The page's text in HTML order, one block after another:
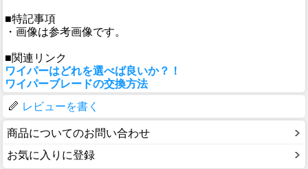
■特記事項
・画像は参考画像です。
■関連リンク
ワイパーはどれを選べば良いか？！
ワイパーブレードの交換方法
レビューを書く
商品についてのお問い合わせ
お気に入りに登録